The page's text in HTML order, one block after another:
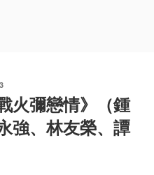
火彌戀情》（鍾
強、林友榮、譚